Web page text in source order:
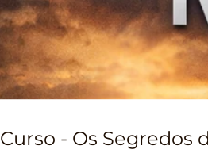
Curso - Os Segredos